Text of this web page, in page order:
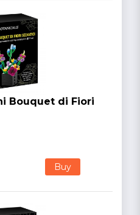
Bouquet di Fiori
Buy